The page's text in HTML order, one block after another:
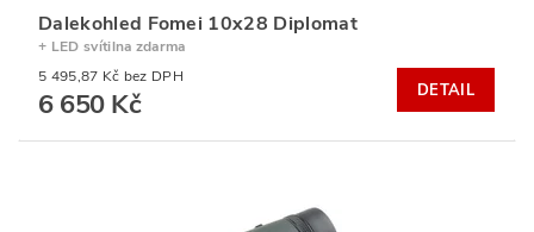
Dalekohled Fomei 10x28 Diplomat
+ LED svítilna zdarma
5 495,87 Kč bez DPH
6 650 Kč DETAIL